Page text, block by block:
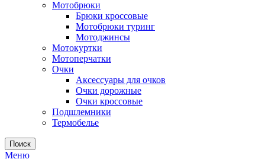
Мотобрюки
Брюки кроссовые
Мотобрюки туринг
Мотоджинсы
Мотокуртки
Мотоперчатки
Очки
Аксессуары для очков
Очки дорожные
Очки кроссовые
Подшлемники
Термобелье
Поиск
Меню